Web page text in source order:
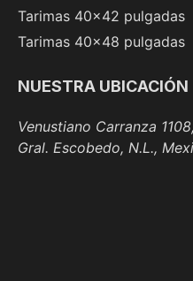
Tarimas 40x42 pulgadas
Tarimas 40x48 pulgadas
NUESTRA UBICACIÓN
Venustiano Carranza
Gral. Escobedo, N.L.,